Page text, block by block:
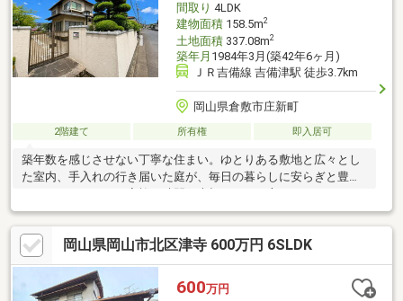
間取り 4LDK
建物面積158.5m2
土地面積337.08m2
築年月 1984年3月(築42年6ヶ月)
ＪＲ吉備線 吉備津駅 徒歩3.7km
岡山県倉敷市庄新町
2階建て 所有権 即入居可
築年数を感じさせない丁寧な住まい。ゆとりある敷地と広々とし
た室内、手入れの行き届いた庭が、毎日の暮らしに安らぎと豊か
い一邸です。
岡山県岡山市北区津寺 600万円 6SLDK
600万円